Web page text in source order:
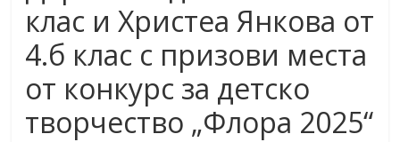
клас и Христеа Янкова от
4.б клас с призови места
от конкурс за детско
творчество „Флора 2025“